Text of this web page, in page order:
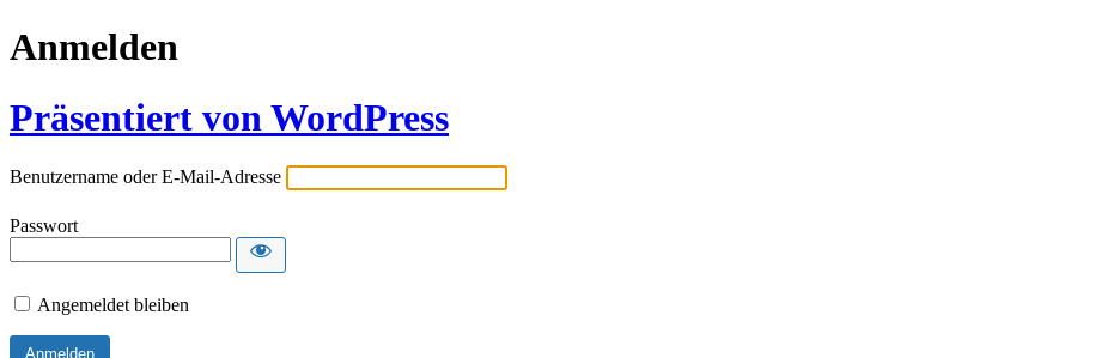
Anmelden
Präsentiert von WordPress
Benutzername oder E-Mail-Adresse
Passwort
Angemeldet bleiben